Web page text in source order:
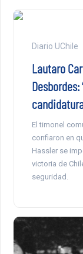
Diario UChile
Lautaro
El timonel
confiaron en
Hassler se
victoria de
seguridad.